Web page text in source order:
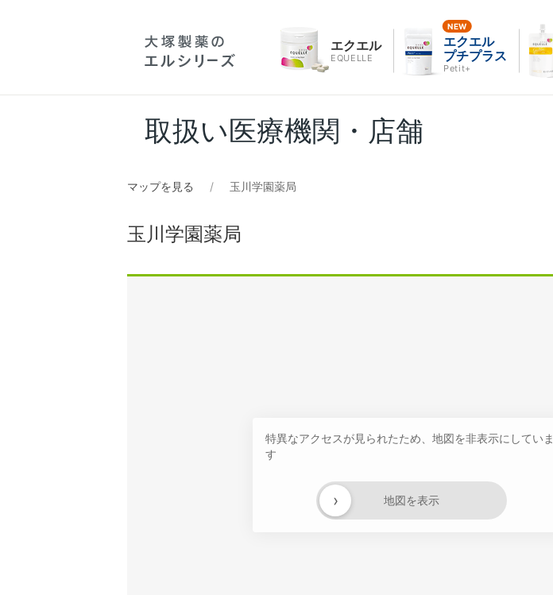
エクエル
EQUELLE
エクエル
プチプラス
Petit+
取扱い医療機関・店舗
マップを見る 玉川学園薬局
玉川学園薬局
特異なアクセスが見られたため、地図を非表示にしていま
す
地図を表示
›